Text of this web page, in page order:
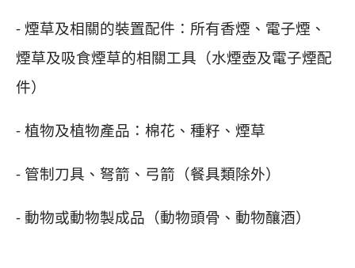
- 煙草及相關的裝置配件：所有香煙、電子煙、
煙草及吸食煙草的相關工具（水煙壺及電子煙配
件）
- 植物及植物產品：棉花、種籽、煙草
- 管制刀具、弩箭、弓箭（餐具類除外）
- 動物或動物製成品（動物頭骨、動物釀酒）